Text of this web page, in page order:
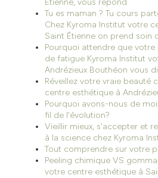
Tu es maman ? Tu cours
Chez Kyroma Institut votre
Saint Étienne on prend soin
Pourquoi attendre que
de fatigue Kyroma Institut
Andrézieux Bouthéon vous
Réveillez votre vraie beauté
centre esthétique à
Pourquoi avons-nous de
fil de l'évolution?
Vieillir mieux, s'accepter et
à la science chez Kyroma
Tout comprendre sur votre
Peeling chimique VS
votre centre esthétique à